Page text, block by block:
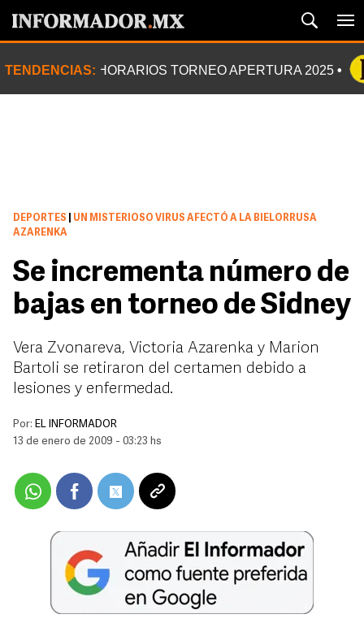
TENDENCIAS: HORARIOS TORNEO APERTURA 2025
DEPORTES
UN MISTERIOSO VIRUS AFECTÓ A LA BIELORRUSA
AZARENKA
Se incrementa número de
bajas en torneo de Sidney
Vera Zvonareva, Victoria Azarenka y Marion
Bartoli se retiraron del certamen debido a
lesiones y enfermedad.
Por: EL INFORMADOR
13 de enero de 2009 - 03:23 hs